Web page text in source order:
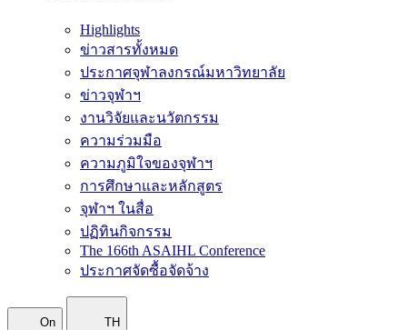
Highlights
ข่าวสารทั้งหมด
ประกาศจุฬาลงกรณ์มหาวิทยาลัย
ข่าวจุฬาฯ
งานวิจัยและนวัตกรรม
ความร่วมมือ
ความภูมิใจของจุฬาฯ
การศึกษาและหลักสูตร
จุฬาฯ ในสื่อ
ปฏิทินกิจกรรม
The 166th ASAIHL Conference
ประกาศจัดซื้อจัดจ้าง
On TH